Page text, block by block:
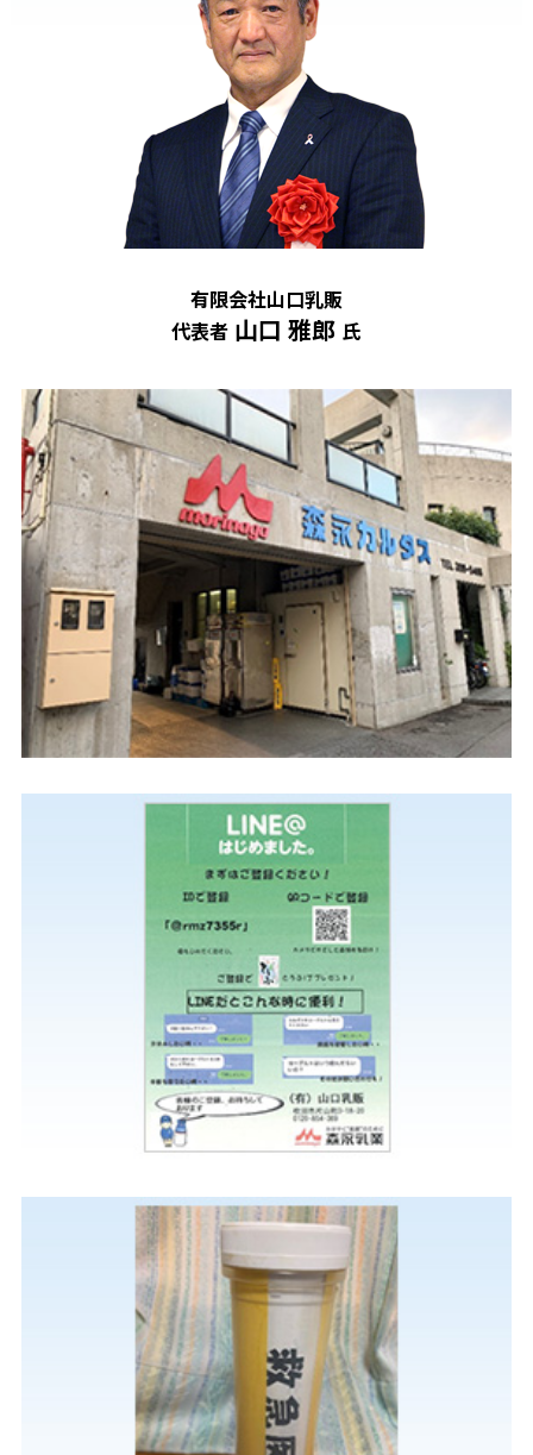
有限会社山口乳販
代表者 山口 雅郎 氏